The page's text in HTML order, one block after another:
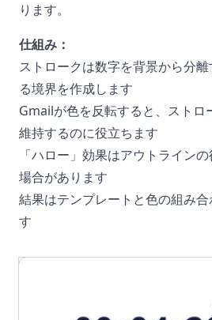
ります。
仕組み：
ストロークは数字を背景から分
る境界を作成します
Gmailが色を反転すると、ストロ
維持するのに役立ちます
「ハロー」効果はアウトライン
場合があります
結果はテンプレートと色の組み
す